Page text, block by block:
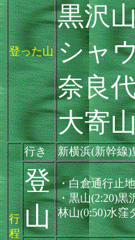
登った山
黒沢
シャ
奈良
大寄
行
程
行き 新横浜(新幹線
登
山
・白倉通行止
・黒山(2:20)黒
林山(0:50)水窪